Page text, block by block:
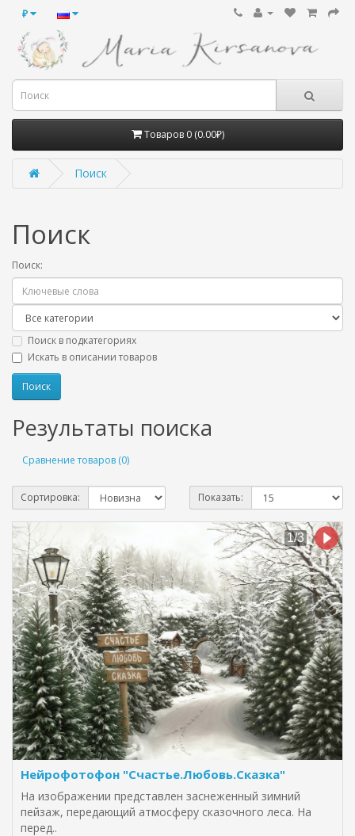
₽
Товаров 0 (0.00₽)
Поиск
Поиск
Поиск:
Поиск в подкатегориях
Искать в описании товаров
Результаты поиска
Сравнение товаров (0)
Сортировка: Показать:
Нейрофотофон "Счастье.Любовь.Сказка"
На изображении представлен заснеженный зимний
пейзаж, передающий атмосферу сказочного леса. На
перед..